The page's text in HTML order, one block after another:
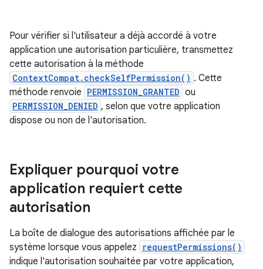
Pour vérifier si l'utilisateur a déjà accordé à votre
application une autorisation particulière, transmettez
cette autorisation à la méthode
ContextCompat.checkSelfPermission() . Cette
méthode renvoie PERMISSION_GRANTED ou
PERMISSION_DENIED , selon que votre application
dispose ou non de l'autorisation.
Expliquer pourquoi votre
application requiert cette
autorisation
La boîte de dialogue des autorisations affichée par le
système lorsque vous appelez
requestPermissions()
indique l'autorisation souhaitée par votre application,